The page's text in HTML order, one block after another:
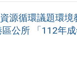
源循環議題環
公所 「112年成